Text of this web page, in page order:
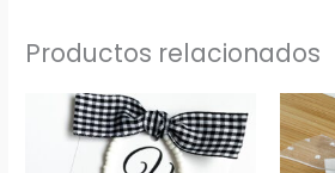
Productos relacionados